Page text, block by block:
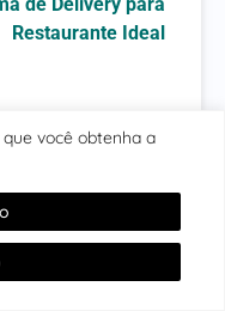
você obtenha a
Restaurante Ideal
Delivery Delivery